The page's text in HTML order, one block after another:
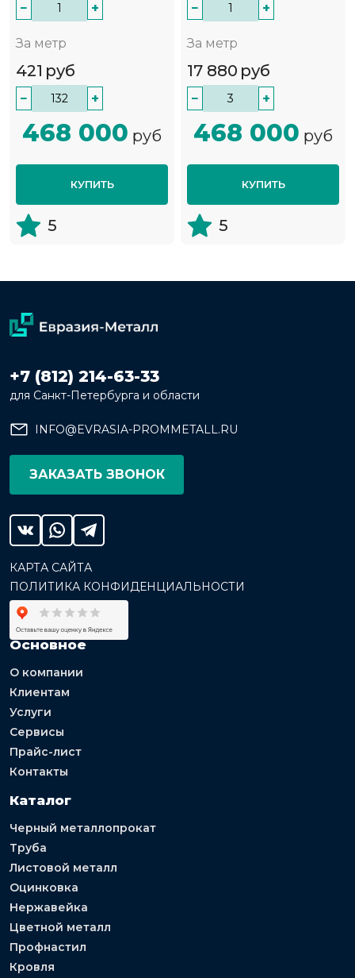
− +
За метр
421 руб
− +
468 000 руб
КУПИТЬ
5
− +
За метр
17 880 руб
− +
468 000 руб
КУПИТЬ
5
+7 (812) 214-63-33
для Санкт-Петербурга и области
INFO@EVRASIA-PROMMETALL.RU
ЗАКАЗАТЬ ЗВОНОК
КАРТА САЙТА
ПОЛИТИКА КОНФИДЕНЦИАЛЬНОСТИ
Основное
О компании
Клиентам
Услуги
Сервисы
Прайс-лист
Контакты
Каталог
Черный металлопрокат
Труба
Листовой металл
Оцинковка
Нержавейка
Цветной металл
Профнастил
Кровля